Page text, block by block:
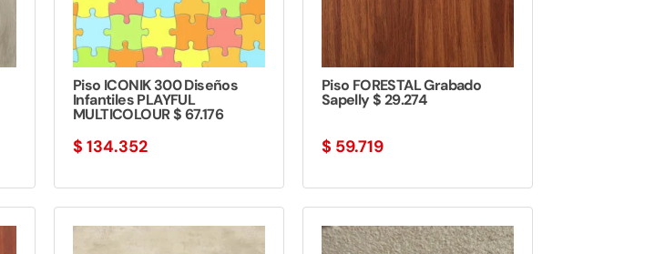
Piso ICONIK 300 Diseños
Infantiles PLAYFUL
MULTICOLOUR $ 67.176
$ 134.352
Piso FORESTAL Grabado
Sapelly $ 29.274
$ 59.719